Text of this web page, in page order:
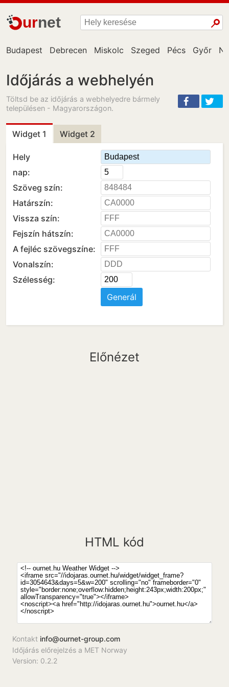
urnet
Budapest Debrecen Miskolc Szeged Pécs Győr
Időjárás a webhelyén
Töltsd be az időjárás a webhelyedre bármely
településen - Magyarországon.
Widget 1 Widget 2
Hely
nap:
Szöveg szín:
Határszín:
Vissza szín:
Fejszín hátszín:
A fejléc szövegszíne:
Vonalszín:
Szélesség:
Generál
Előnézet
HTML kód
Kontakt info@ournet-group.com
Időjárás előrejelzés a MET Norway
Version: 0.2.2